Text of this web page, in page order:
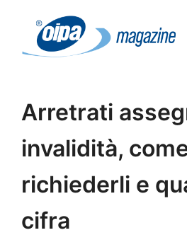
contenuto
Arretrati
invalidità,
richiederli e
cifra